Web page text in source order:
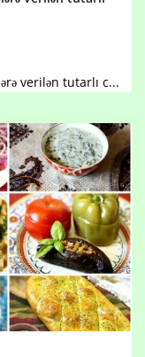
verilən tutarlı c...